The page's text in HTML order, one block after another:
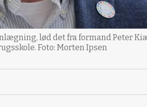
lød det fra formand Peter
Foto: Morten Ipsen